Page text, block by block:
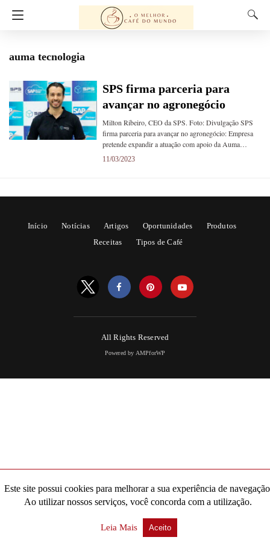
auma tecnologia
SPS firma parceria para
avançar no agronegócio
Milton Ribeiro, CEO da SPS. Foto: Divulgação SPS
firma parceria para avançar no agronegócio: Empresa
pretende expandir a atuação com apoio da Auma…
11/03/2023
Início Notícias Artigos Oportunidades
Produtos
Receitas
Tipos de Café
All Rights Reserved
Powered by AMPforWP
Este site possui cookies para melhorar a sua experiência de
Ao utilizar nossos serviços, você concorda com a utilização.
Leia Mais Aceito